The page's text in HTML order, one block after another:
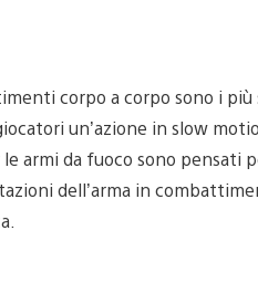
corpo a corpo sono i
un’azione in slow
armi da fuoco sono pensati
dell’arma in